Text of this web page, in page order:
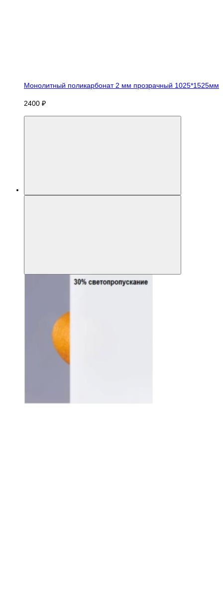
Монолитный поликарбонат 2 мм прозрачный 1025*1525мм
2400 ₽